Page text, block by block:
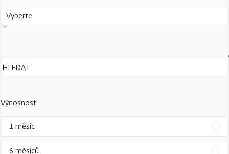
Vyberte
Výnosnost
1 měsíc
6 měsíců